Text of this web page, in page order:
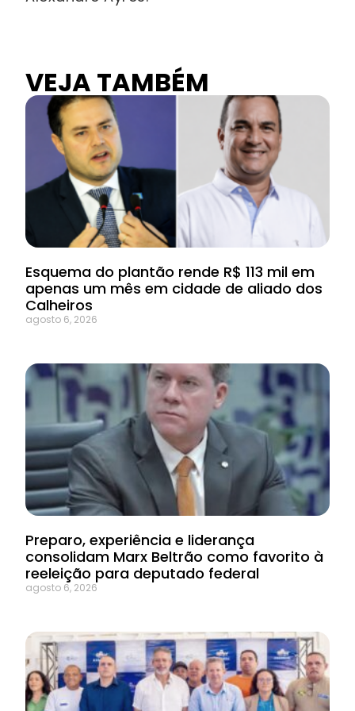
VEJA TAMBÉM
Esquema do plantão rende R$ 113 mil em
apenas um mês em cidade de aliado dos
Calheiros
agosto 6, 2026
Preparo, experiência e liderança
consolidam Marx Beltrão como favorito à
reeleição para deputado federal
agosto 6, 2026